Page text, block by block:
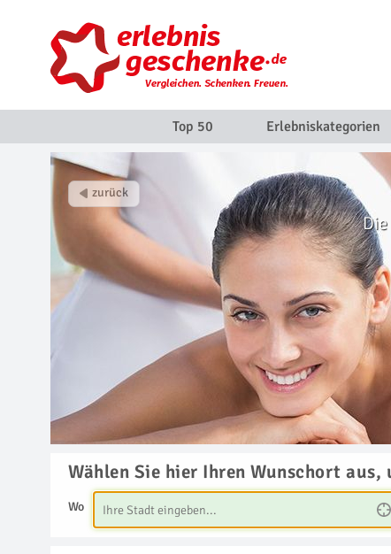
Top 50 Erlebniskategorien
Wählen Sie hier Ihren Wunschort aus,
Wo